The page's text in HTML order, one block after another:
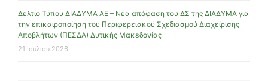
Δελτίο Τύπου ΔΙΑΔΥΜΑ ΑΕ – Νέα απόφαση του ΔΣ της ΔΙΑΔΥΜΑ για
την επικαιροποίηση του Περιφερειακού Σχεδιασμού Διαχείρισης
Αποβλήτων (ΠΕΣΔΑ) Δυτικής Μακεδονίας
21 Ιουλίου 2026